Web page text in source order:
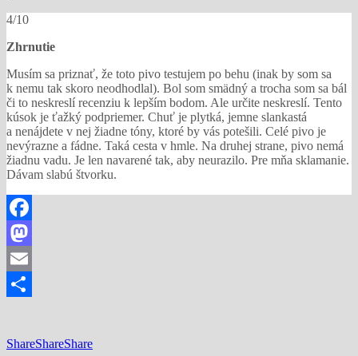
4/10
Zhrnutie
Musím sa priznať, že toto pivo testujem po behu (inak by som sa
k nemu tak skoro neodhodlal). Bol som smädný a trocha som sa bál
či to neskreslí recenziu k lepším bodom. Ale určite neskreslí. Tento
kúsok je ťažký podpriemer. Chuť je plytká, jemne slankastá
a nenájdete v nej žiadne tóny, ktoré by vás potešili. Celé pivo je
nevýrazne a fádne. Taká cesta v hmle. Na druhej strane, pivo nemá
žiadnu vadu. Je len navarené tak, aby neurazilo. Pre mňa sklamanie.
Dávam slabú štvorku.
Facebook
Mastodon
Email
ShareShareShare